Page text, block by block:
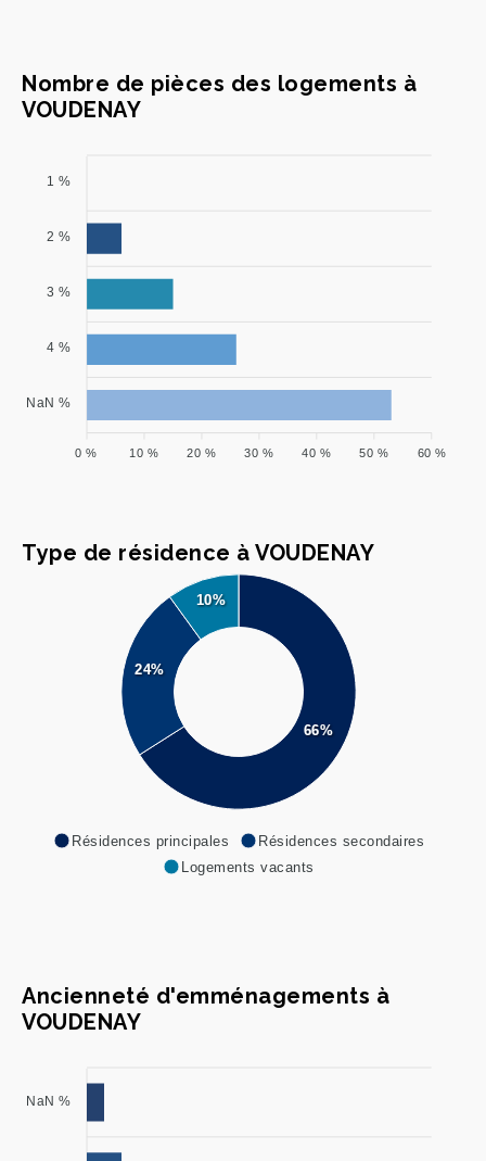
Nombre de pièces des logements à
VOUDENAY
1 %
2 %
3 %
4 %
NaN %
60 %
50 %
40 %
30 %
20 %
10 %
0 %
Type de résidence à VOUDENAY
66%
24%
10%
Résidences principales
Résidences secondaires
Logements vacants
Ancienneté d'emménagements à
VOUDENAY
NaN %